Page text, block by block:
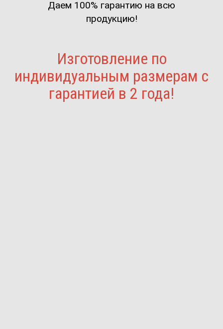
Даем 100% гарантию на всю
продукцию!
Изготовление по
индивидуальным размерам с
гарантией в 2 года!